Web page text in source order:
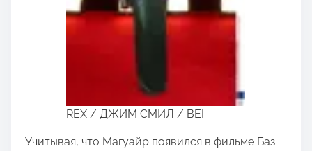
REX / ДЖИМ СМИЛ / BEI
Учитывая, что Магуайр появился в фильме Баз